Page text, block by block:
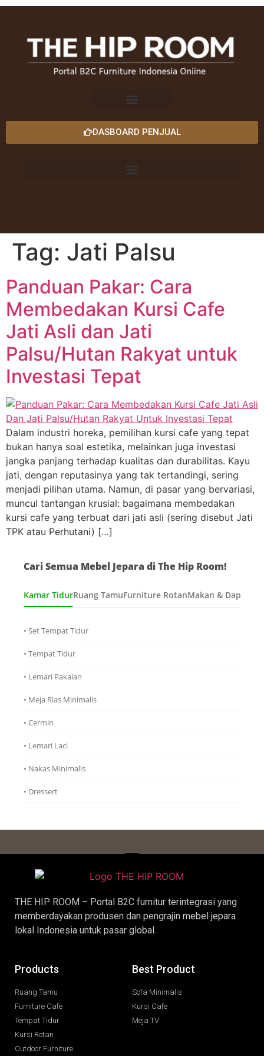
DASBOARD PENJUAL
Tag: Jati Palsu
Panduan Pakar: Cara
Membedakan Kursi Cafe
Jati Asli dan Jati
Palsu/Hutan Rakyat untuk
Investasi Tepat
Dalam industri horeka, pemilihan kursi cafe yang tepat
bukan hanya soal estetika, melainkan juga investasi
jangka panjang terhadap kualitas dan durabilitas. Kayu
jati, dengan reputasinya yang tak tertandingi, sering
menjadi pilihan utama. Namun, di pasar yang bervariasi,
muncul tantangan krusial: bagaimana membedakan
kursi cafe yang terbuat dari jati asli (sering disebut Jati
TPK atau Perhutani) […]
Cari Semua Mebel Jepara di The Hip Room!
Kamar TidurRuang TamuFurniture RotanMakan & Dapur
• Set Tempat Tidur
• Tempat Tidur
• Lemari Pakaian
• Meja Rias Minimalis
• Cermin
• Lemari Laci
• Nakas Minimalis
• Dressert
THE HIP ROOM – Portal B2C furnitur terintegrasi yang
memberdayakan produsen dan pengrajin mebel jepara
lokal Indonesia untuk pasar global.
Products
Ruang Tamu
Furniture Cafe
Tempat Tidur
Kursi Rotan
Outdoor Furniture
Best Product
Sofa Minimalis
Kursi Cafe
Meja TV